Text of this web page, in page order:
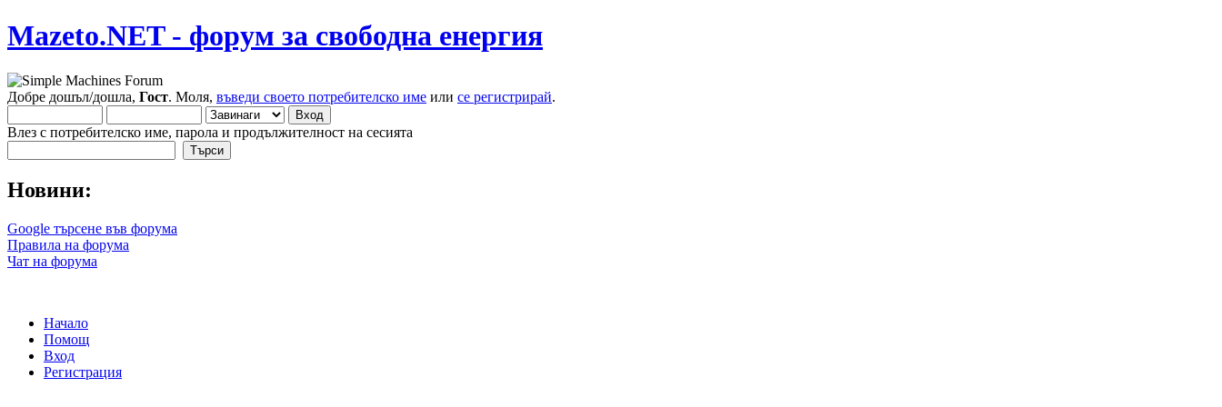
Mazeto.NET - форум за свободна енергия
Добре дошъл/дошла, Гост. Моля, въведи своето потребителско име или се регистрирай.
Влез с потребителско име, парола и продължителност на сесията
Новини:
Google търсене във форума
Правила на форума
Чат на форума
Начало
Помощ
Вход
Регистрация